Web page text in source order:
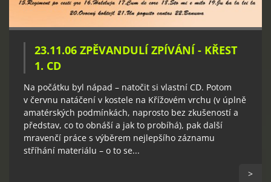
23.11.06 ZPĚVANDULÍ ZPÍVÁNÍ - KŘEST
1. CD
Na počátku byl nápad – natočit si vlastní CD. Potom
v červnu natáčení v kostele na Křížovém vrchu (v úplně
amatérských podmínkách, naprosto bez zkušeností a
představ, co to obnáší a jak to probíhá), pak další
mravenčí práce s výběrem nejlepšího záznamu
stříhání materiálu – o to se...
>